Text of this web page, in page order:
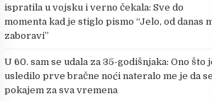
ispratila u vojsku i verno čekala: Sve do
momenta kad je stiglo pismo “Jelo, od danas
zaboravi”
U 60. sam se udala za 35-godišnjaka: Ono što
usledilo prve bračne noći nateralo me je da se
pokajem za sva vremena